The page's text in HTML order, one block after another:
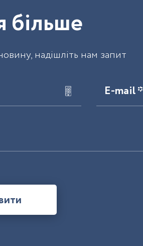
більше
надішліть нам запит
E-mail *